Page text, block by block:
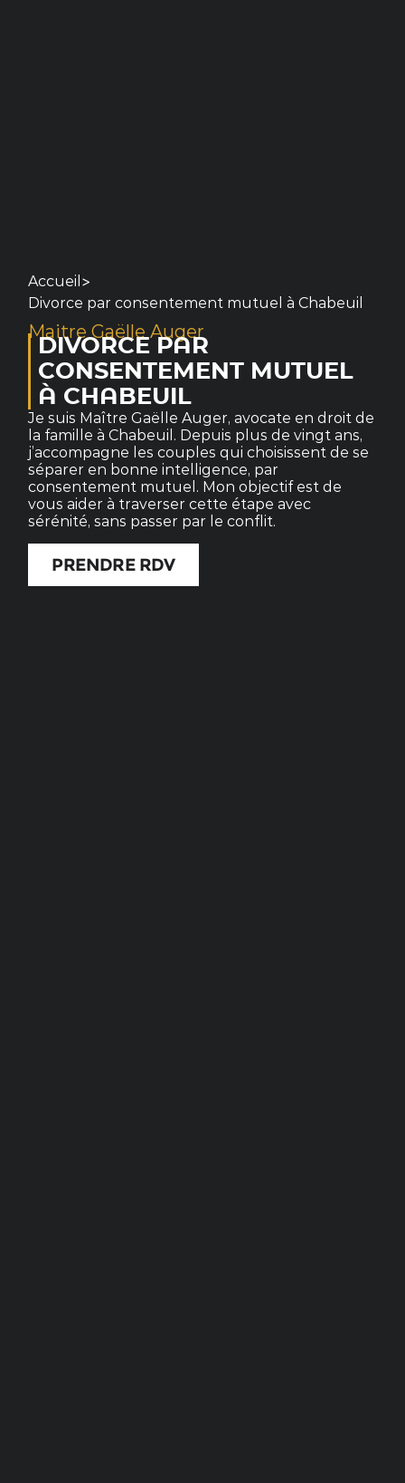
Accueil >
Divorce par consentement mutuel à Chabeuil
Maitre Gaëlle Auger
DIVORCE PAR
CONSENTEMENT MUTUEL
À CHABEUIL
Je suis Maître Gaëlle Auger, avocate en droit de
la famille à Chabeuil. Depuis plus de vingt ans,
j’accompagne les couples qui choisissent de se
séparer en bonne intelligence, par
consentement mutuel. Mon objectif est de
vous aider à traverser cette étape avec
sérénité, sans passer par le conflit.
PRENDRE RDV